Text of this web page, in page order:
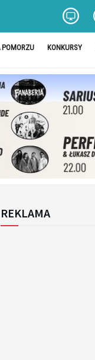
KONKURSY
REKLAMA